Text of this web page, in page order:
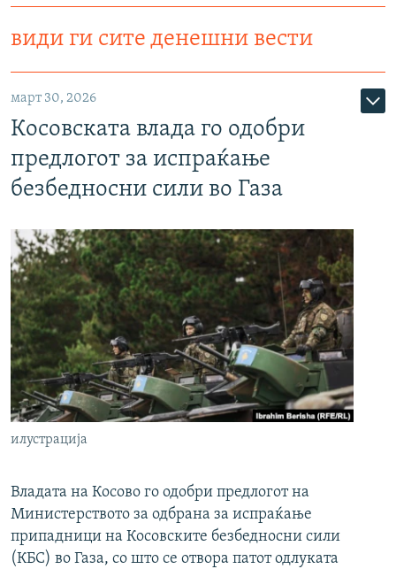
види ги сите денешни вести
март 30, 2026
Косовската влада го одобри
предлогот за испраќање
безбедносни сили во Газа
илустрација
Владата на Косово го одобри предлогот на
Министерството за одбрана за испраќање
припадници на Косовските безбедносни сили
(КБС) во Газа, со што се отвора патот одлуката